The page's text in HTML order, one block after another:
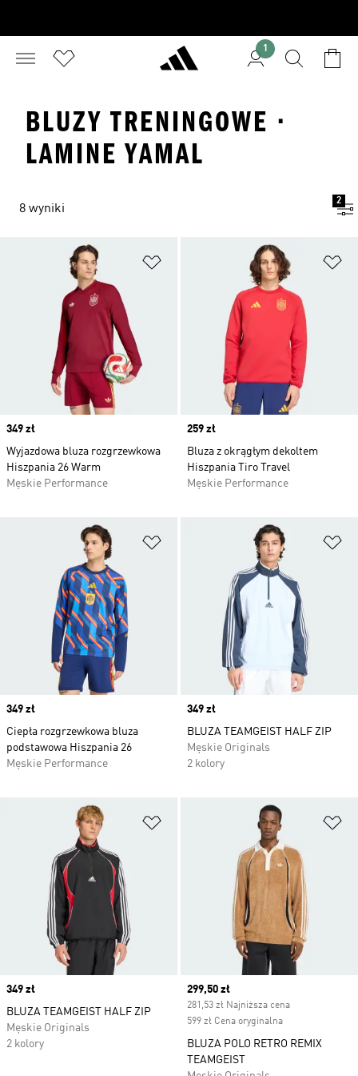
1
BLUZY TRENINGOWE ·
LAMINE YAMAL
8 wyniki
2
Dodaj do listy życzeń
Price
349 zł
Wyjazdowa bluza rozgrzewkowa
Hiszpania 26 Warm
Męskie Performance
Price
259 zł
Bluza z okrągłym dekoltem
Hiszpania Tiro Travel
Męskie Performance
Dodaj do listy życzeń
Price
349 zł
Ciepła rozgrzewkowa bluza
podstawowa Hiszpania 26
Męskie Performance
Price
349 zł
BLUZA TEAMGEIST HALF ZIP
Męskie Originals
2 kolory
Dodaj do listy życzeń
Price
349 zł
BLUZA TEAMGEIST HALF ZIP
Męskie Originals
2 kolory
Current price
299,50 zł
281,53 zł Najniższa cena
599 zł Cena oryginalna
BLUZA POLO RETRO REMIX
TEAMGEIST